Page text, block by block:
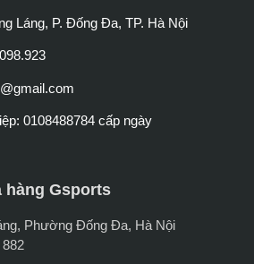
Láng, P. Đống Đa, TP. Hà Nội
0108488784 cấp ngày
hàng Gsports
Phường Đống Đa, Hà Nội
882